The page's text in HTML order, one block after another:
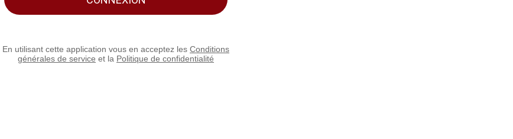
En utilisant cette application vous en acceptez les Conditions
générales de service et la Politique de confidentialité